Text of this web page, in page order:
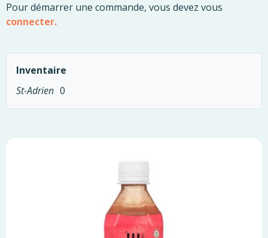
Pour démarrer une commande, vous devez vous
connecter.
Inventaire
St-Adrien 0